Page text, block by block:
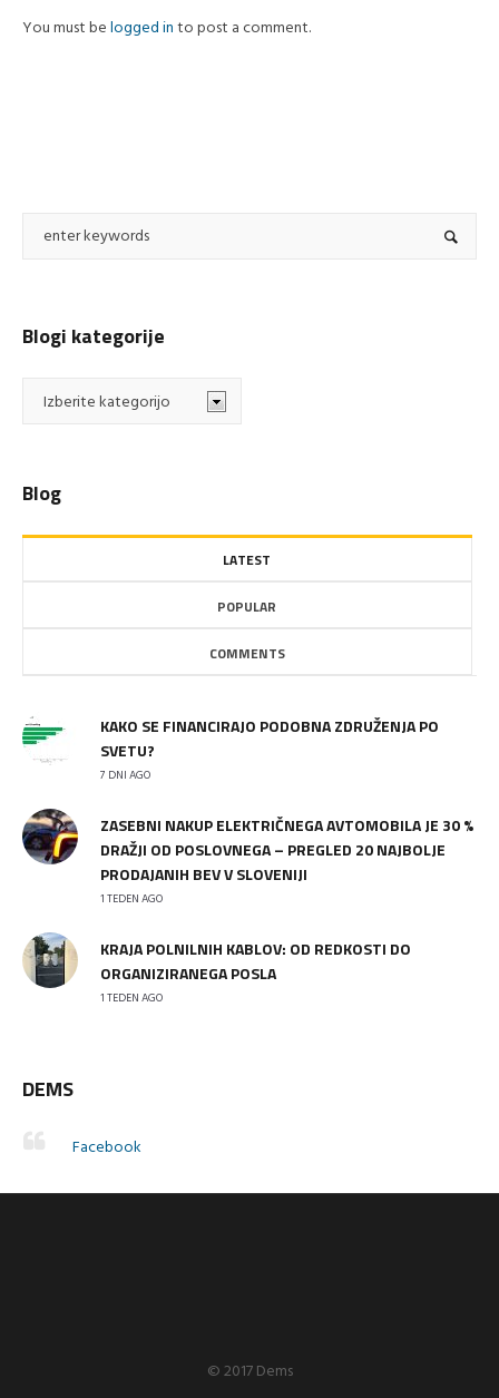
You must belogged into post a comment.
Blogi kategorije
kategorije
Blog
LATEST
POPULAR
COMMENTS
KAKO SE FINANCIRAJO PODOBNA ZDRUŽENJA PO
SVETU?
7 DNI AGO
ZASEBNI NAKUP ELEKTRIČNEGA AVTOMOBILA JE 30 %
DRAŽJI OD POSLOVNEGA – PREGLED 20 NAJBOLJE
PRODAJANIH BEV V SLOVENIJI
1 TEDEN AGO
KRAJA POLNILNIH KABLOV: OD REDKOSTI DO
ORGANIZIRANEGA POSLA
1 TEDEN AGO
DEMS
Facebook
© 2017 Dems